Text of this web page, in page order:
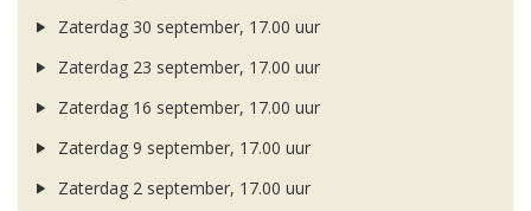
Zaterdag 30 september, 17.00 uur
Zaterdag 23 september, 17.00 uur
Zaterdag 16 september, 17.00 uur
Zaterdag 9 september, 17.00 uur
Zaterdag 2 september, 17.00 uur